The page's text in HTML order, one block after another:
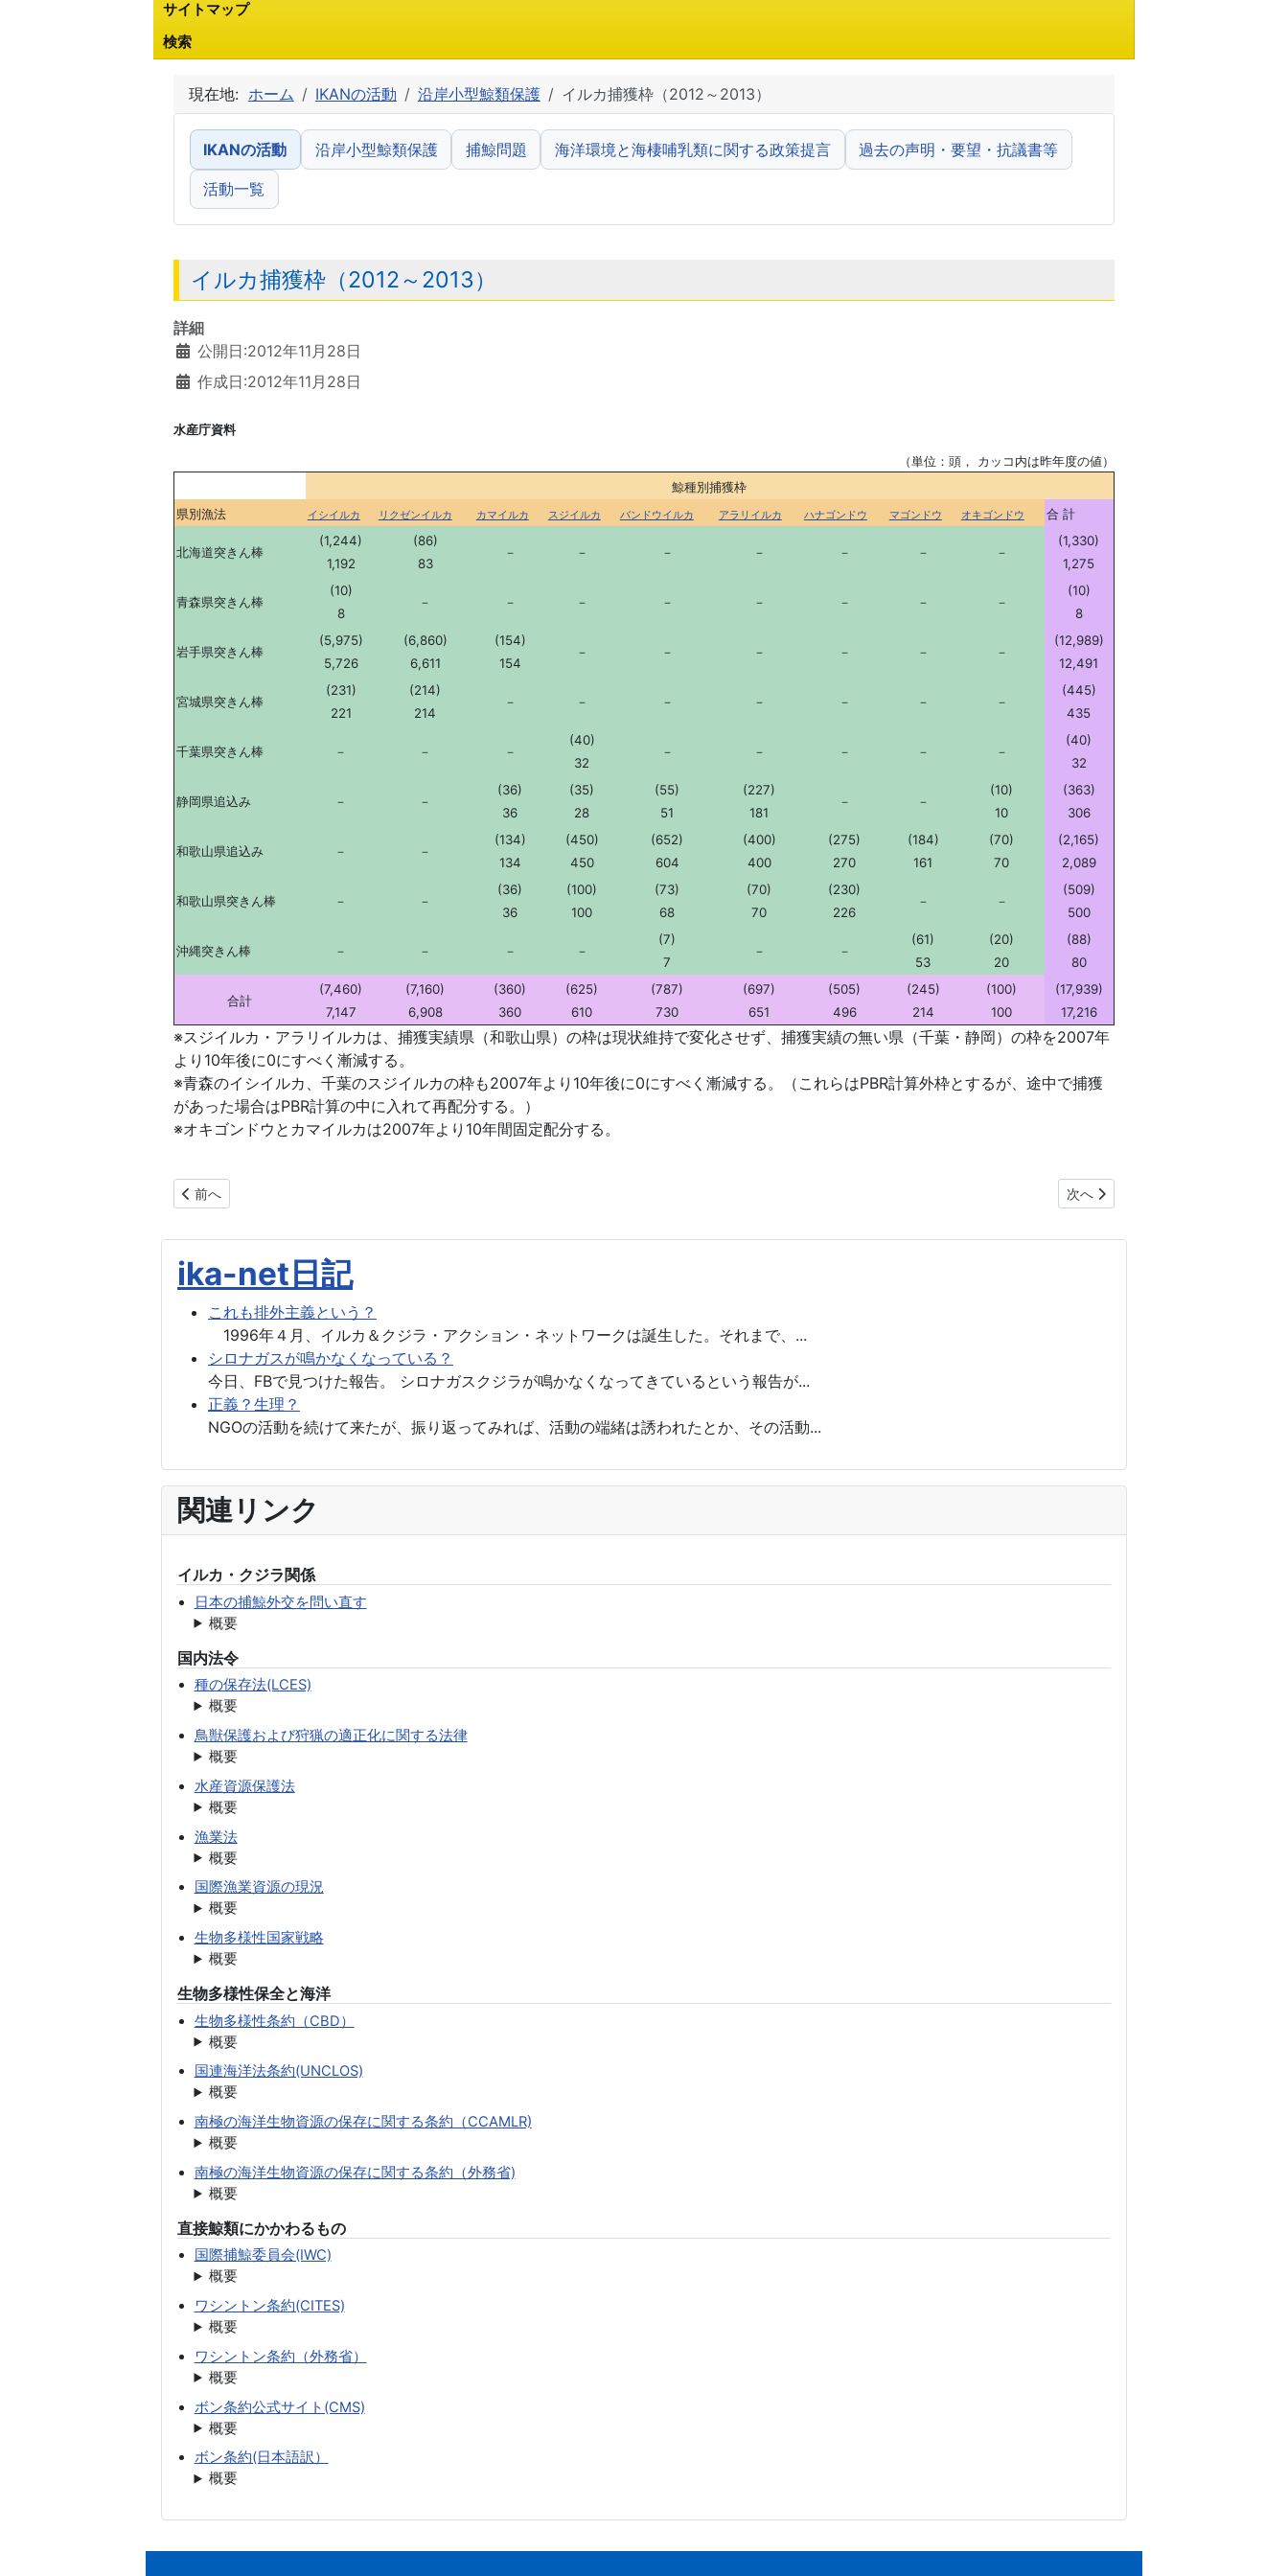
サイトマップ
検索
現在地: ホーム IKANの活動 沿岸小型鯨類保護 イルカ捕獲枠（2012～2013）
IKANの活動 沿岸小型鯨類保護 捕鯨問題 海洋環境と海棲哺乳類に関する政策提言 過去の声明・要望・抗議書等
活動一覧
イルカ捕獲枠（2012～2013）
詳細
公開日:2012年11月28日
作成日:2012年11月28日
水産庁資料
（単位：頭， カッコ内は昨年度の値）
鯨種別捕獲枠
県別漁法
イシイルカ リクゼンイルカ カマイルカ スジイルカ バンドウイルカ アラリイルカ ハナゴンドウ マゴンドウ オキゴンドウ 合 計
北海道突きん棒
(1,244)
1,192
(86)
83
－ － － － － － －
(1,330)
1,275
青森県突きん棒
(10)
8
－ － － － － － － －
(10)
8
岩手県突きん棒
(5,975)
5,726
(6,860)
6,611
(154)
154
－ － － － － －
(12,989)
12,491
宮城県突きん棒
(231)
221
(214)
214
－ － － － － － －
(445)
435
千葉県突きん棒 － － －
(40)
32
－ － － － －
(40)
32
静岡県追込み － －
(36)
36
(35)
28
(55)
51
(227)
181
－ －
(10)
10
(363)
306
和歌山県追込み － －
(134)
134
(450)
450
(652)
604
(400)
400
(275)
270
(184)
161
(70)
70
(2,165)
2,089
和歌山県突きん棒 － －
(36)
36
(100)
100
(73)
68
(70)
70
(230)
226
－ －
(509)
500
沖縄突きん棒 － － － －
(7)
7
－ －
(61)
53
(20)
20
(88)
80
合計
(7,460)
7,147
(7,160)
6,908
(360)
360
(625)
610
(787)
730
(697)
651
(505)
496
(245)
214
(100)
100
(17,939)
17,216
※スジイルカ・アラリイルカは、捕獲実績県（和歌山県）の枠は現状維持で変化させず、捕獲実績の無い県（千葉・静岡）の枠を2007年
より10年後に0にすべく漸減する。
※青森のイシイルカ、千葉のスジイルカの枠も2007年より10年後に0にすべく漸減する。（これらはPBR計算外枠とするが、途中で捕獲
があった場合はPBR計算の中に入れて再配分する。）
※オキゴンドウとカマイルカは2007年より10年間固定配分する。
前の記事へ: イルカ捕獲枠（2013～2014）
前へ 次の記事へ: 1999年富戸イルカ猟ビ
次へ
ika-net日記
これも排外主義という？
1996年４月、イルカ＆クジラ・アクション・ネットワークは誕生した。それまで、...
シロナガスが鳴かなくなっている？
今日、FBで見つけた報告。 シロナガスクジラが鳴かなくなってきているという報告が...
正義？生理？
NGOの活動を続けて来たが、振り返ってみれば、活動の端緒は誘われたとか、その活動...
関連リンク
イルカ・クジラ関係
日本の捕鯨外交を問い直す
概要
国内法令
種の保存法(LCES)
概要
鳥獣保護および狩猟の適正化に関する法律
概要
水産資源保護法
概要
漁業法
概要
国際漁業資源の現況
概要
生物多様性国家戦略
概要
生物多様性保全と海洋
生物多様性条約（CBD）
概要
国連海洋法条約(UNCLOS)
概要
南極の海洋生物資源の保存に関する条約（CCAMLR)
概要
南極の海洋生物資源の保存に関する条約（外務省)
概要
直接鯨類にかかわるもの
国際捕鯨委員会(IWC)
概要
ワシントン条約(CITES)
概要
ワシントン条約（外務省）
概要
ボン条約公式サイト(CMS)
概要
ボン条約(日本語訳）
概要